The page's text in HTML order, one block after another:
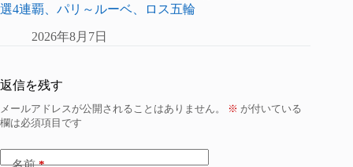
選4連覇、パリ～ルーベ、ロス五輪
2026年8月7日
返信を残す
メールアドレスが公開されることはありません。 ※ が付いている
欄は必須項目です